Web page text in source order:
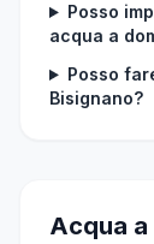
Posso
acqua a
Posso
Bisignano?
Acqua